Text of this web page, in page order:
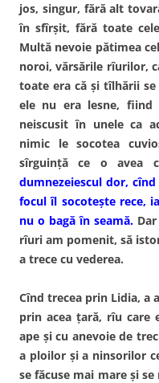
jos, singur, fără alt
în sfîrşit, fără toate
Multă nevoie pătimea
noroi, vărsările rîurilor,
toate era că şi tîlhării
ele nu era lesne,
neiscusit în unele ca
nimic le socotea
sîrguinţă ce o avea
dumnezeiescul dor,
focul îl socoteşte rece,
nu o bagă în seamă.
rîuri am pomenit, să
a trece cu vederea.
Cînd trecea prin Lidia, a
prin acea ţară, rîu care
ape şi cu anevoie de
a ploilor şi a ninsorilor
se făcuse mai mare şi